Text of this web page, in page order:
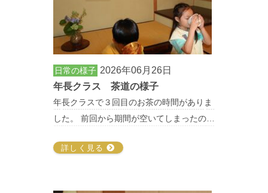
日常の様子 2026年06月26日
年長クラス 茶道の様子
年長クラスで３回目のお茶の時間がありま
した。 前回から期間が空いてしまったの…
詳しく見る